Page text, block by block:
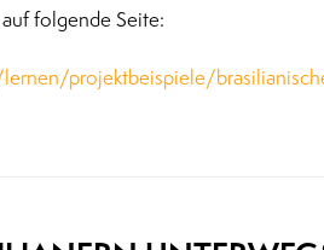
folgende Seite:
projektbeispiele/